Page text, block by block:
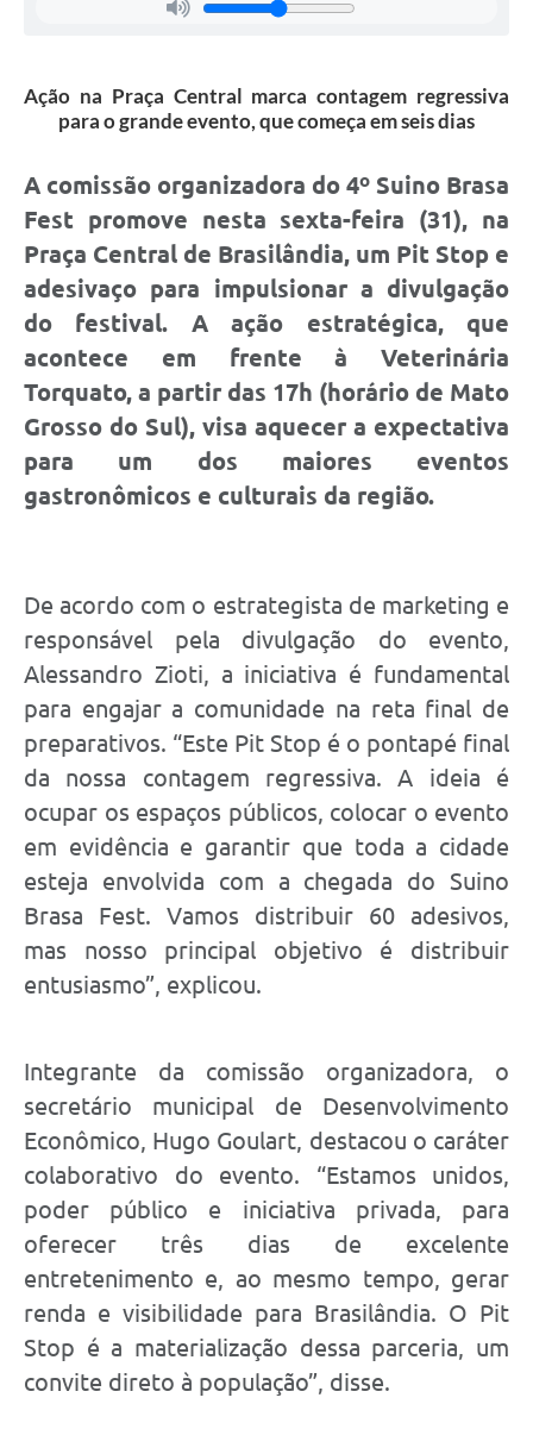
Ação na Praça Central marca contagem regressiva
para o grande evento, que começa em seis dias
A comissão organizadora do 4º Suino Brasa
Fest promove nesta sexta-feira (31), na
Praça Central de Brasilândia, um Pit Stop e
adesivaço para impulsionar a divulgação
do festival. A ação estratégica, que
acontece em frente à Veterinária
Torquato, a partir das 17h (horário de Mato
Grosso do Sul), visa aquecer a expectativa
para um dos maiores eventos
gastronômicos e culturais da região.
De acordo com o estrategista de marketing e
responsável pela divulgação do evento,
Alessandro Zioti, a iniciativa é fundamental
para engajar a comunidade na reta final de
preparativos. “Este Pit Stop é o pontapé final
da nossa contagem regressiva. A ideia é
ocupar os espaços públicos, colocar o evento
em evidência e garantir que toda a cidade
esteja envolvida com a chegada do Suino
Brasa Fest. Vamos distribuir 60 adesivos,
mas nosso principal objetivo é distribuir
entusiasmo”, explicou.
Integrante da comissão organizadora, o
secretário municipal de Desenvolvimento
Econômico, Hugo Goulart, destacou o caráter
colaborativo do evento. “Estamos unidos,
poder público e iniciativa privada, para
oferecer três dias de excelente
entretenimento e, ao mesmo tempo, gerar
renda e visibilidade para Brasilândia. O Pit
Stop é a materialização dessa parceria, um
convite direto à população”, disse.